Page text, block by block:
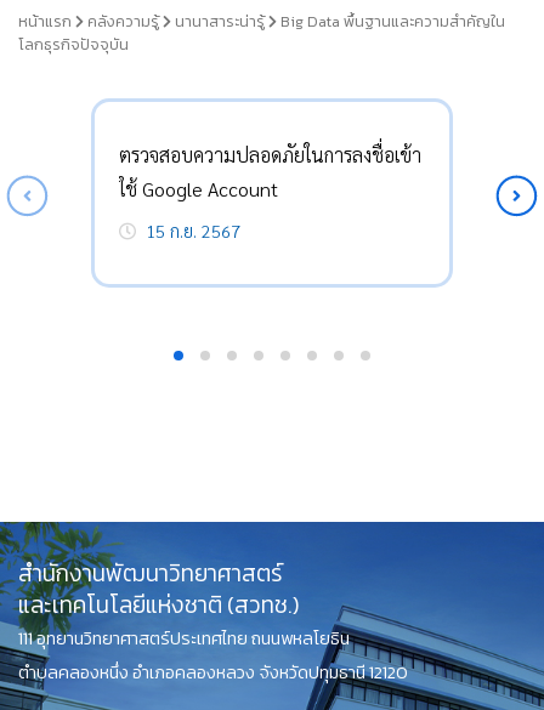
หน้าแรก คลังความรู้ นานาสาระน่ารู้
Big Data พื้นฐานและความสำคัญใน
โลกธุรกิจปัจจุบัน
ตรวจสอบความปลอดภัยในการลงชื่อเข้า
ใช้ Google Account
15 ก.ย. 2567
สำนักงานพัฒนาวิทยาศาสตร์
และเทคโนโลยีแห่งชาติ (สวทช.)
111 อุทยานวิทยาศาสตร์ประเทศไทย ถนนพหลโยธิน
ตำบลคลองหนึ่ง อำเภอคลองหลวง จังหวัดปทุมธานี 12120